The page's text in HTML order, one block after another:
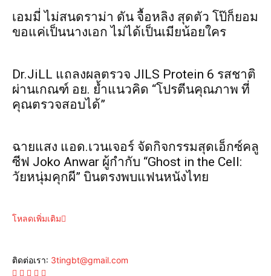
เอมมี่ ไม่สนดราม่า ดัน จื้อหลิง สุดตัว โป๊ก็ยอม
ขอแค่เป็นนางเอก ไม่ได้เป็นเมียน้อยใคร
Dr.JiLL แถลงผลตรวจ JILS Protein 6 รสชาติ
ผ่านเกณฑ์ อย. ย้ำแนวคิด “โปรตีนคุณภาพ ที่
คุณตรวจสอบได้”
ฉายแสง แอด.เวนเจอร์ จัดกิจกรรมสุดเอ็กซ์คลู
ซีฟ Joko Anwar ผู้กำกับ “Ghost in the Cell:
วัยหนุ่มคุกผี” บินตรงพบแฟนหนังไทย
โหลดเพิ่มเติม
ติดต่อเรา: 3tingbt@gmail.com